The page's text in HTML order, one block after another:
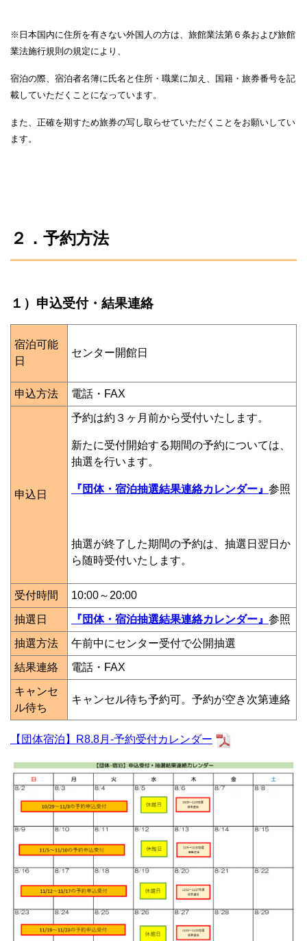
※日本国内に住所を有さない外国人の方は、旅館業法第６条および旅館
業法施行規則の規定により、
宿泊の際、宿泊者名簿に氏名と住所・職業に加え、国籍・旅券番号を記
載していただくことになっています。
また、正確を期すため旅券の写し取らせていただくことをお願いしてい
ます。
２．予約方法
１）申込受付・結果連絡
宿泊可能
日
センター開館日
申込方法 電話・FAX
申込日
予約は約３ヶ月前から受付いたします。
新たに受付開始する期間の予約については、
抽選を行います。
『団体・宿泊抽選結果連絡カレンダー』 参照
抽選が終了した期間の予約は、抽選日翌日か
ら随時受付いたします。
受付時間 10:00～20:00
抽選日 『団体・宿泊抽選結果連絡カレンダー』 参照
抽選方法 午前中にセンター受付で公開抽選
結果連絡 電話・FAX
キャンセ
ル待ち
キャンセル待ち予約可。予約が空き次第連絡
【団体宿泊】R8.8月-予約受付カレンダー